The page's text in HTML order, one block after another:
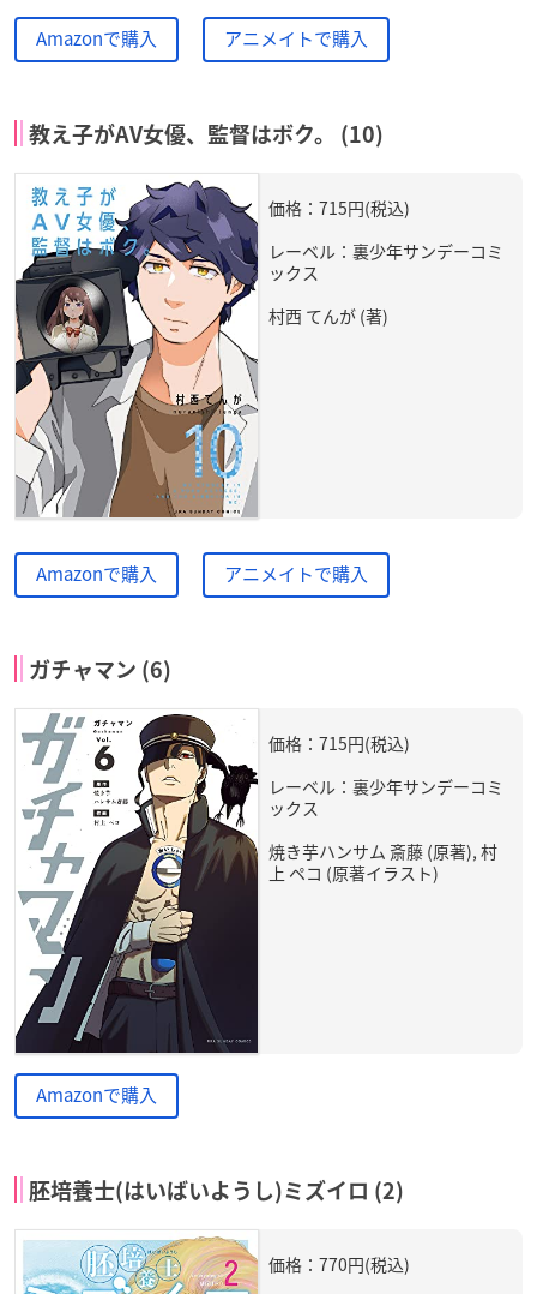
Amazonで購入 アニメイトで購入
教え子がAV女優、監督はボク。 (10)
価格：715円(税込)
レーベル：裏少年サンデーコミ
ックス
村西 てんが (著)
Amazonで購入 アニメイトで購入
ガチャマン (6)
価格：715円(税込)
レーベル：裏少年サンデーコミ
ックス
焼き芋ハンサム 斎藤 (原著), 村
上 ペコ (原著イラスト)
Amazonで購入
胚培養士(はいばいようし)ミズイロ (2)
価格：770円(税込)